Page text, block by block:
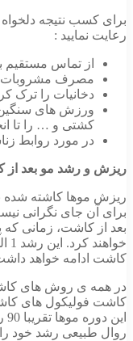
برای کسب نتیجه
رعایت نمایید :
از تماس مستقیم
مصرف مشروبات
دخانیات را ترک
ورزش های سنگین
کشتی و … را تا
در مورد روابط
ریزش و رشد مو بعد از
ریزش موها کاشته شده
برای آن جای نگرانی
بعد از کاشت، زمانی
کاشت ادامه خواهد
در همه ی روش های
کاشت فولیکول های
روال طبیعی رشد خود